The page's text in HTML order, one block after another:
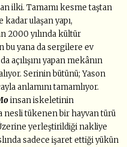
ilki. Tamamı kesme taştan
kadar ulaşan yapı,
2000 yılında kültür
bu yana da sergilere ev
da açılışını yapan mekânın
Serinin bütünü; Yason
anlamını tamamlıyor.
insan iskeletinin
nesli tükenen bir hayvan türü
yerleştirildiği nakliye
sadece işaret ettiği yükün